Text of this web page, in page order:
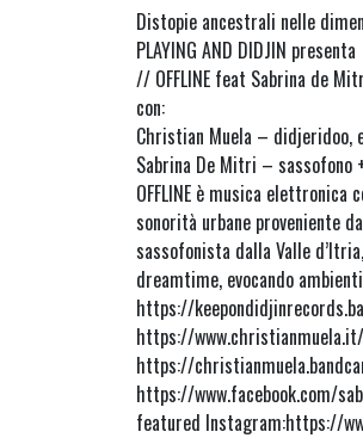
Distopie ancestrali nelle
PLAYING AND DIDJIN presenta
// OFFLINE feat Sabrina de
con:
Christian Muela – didjeridoo,
Sabrina De Mitri – sassofono
OFFLINE è musica
sonorità urbane proveniente
sassofonista dalla Valle
dreamtime, evocando
https://
https://www.christianmuela.it/
https://
https://www.facebook.com/
featured Instagram:https://